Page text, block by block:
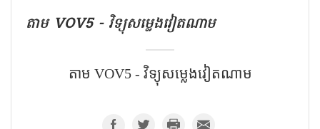
តាម VOV5 - វិទ្យុសម្លេងវៀតណាម
តាម VOV5 - វិទ្យុសម្លេងវៀតណាម